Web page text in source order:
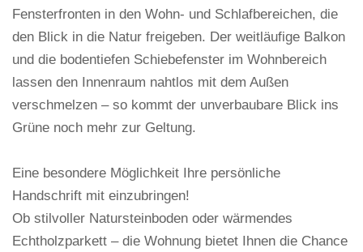
Fensterfronten in den Wohn- und Schlafbereichen, die
den Blick in die Natur freigeben. Der weitläufige Balkon
und die bodentiefen Schiebefenster im Wohnbereich
lassen den Innenraum nahtlos mit dem Außen
verschmelzen – so kommt der unverbaubare Blick ins
Grüne noch mehr zur Geltung.
Eine besondere Möglichkeit Ihre persönliche
Handschrift mit einzubringen!
Ob stilvoller Natursteinboden oder wärmendes
Echtholzparkett – die Wohnung bietet Ihnen die Chance